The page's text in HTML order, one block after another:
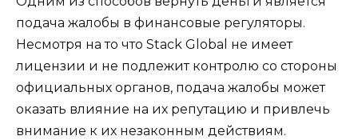
подача жалобы в финансовые регуляторы.
Несмотря на то что Stack Global не имеет
лицензии и не подлежит контролю со стороны
официальных органов, подача жалобы может
оказать влияние на их репутацию и привлечь
внимание к их незаконным действиям.